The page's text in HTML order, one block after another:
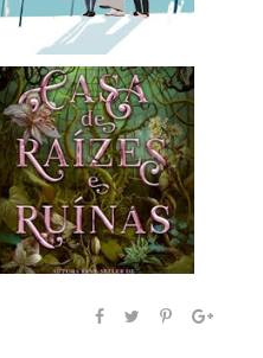
A Casa de Raízes e
Ruínas (Irmãs do...